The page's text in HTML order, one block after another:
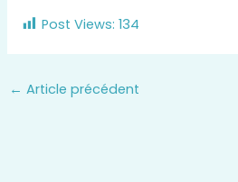
Post Views: 134
← Article précédent